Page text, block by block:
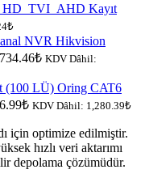
Kayıt
₺
Hikvision
₺ KDV Dâhil:
Oring CAT6
₺ KDV Dâhil: 1,280.39₺
için optimize edilmiştir.
hızlı veri aktarımı
depolama çözümüdür.